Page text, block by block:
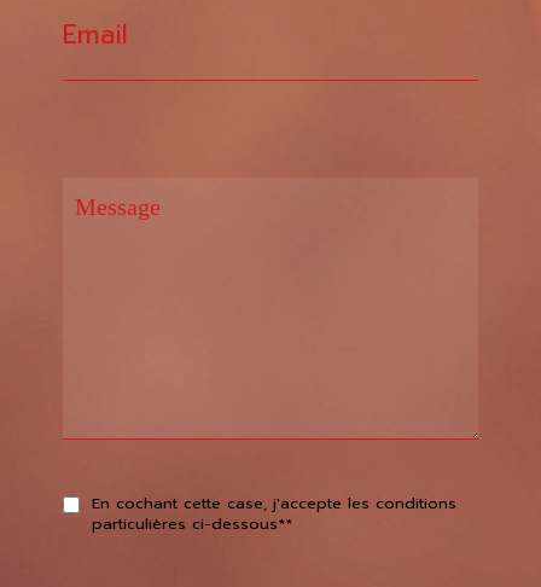
Email
En cochant cette case, j'accepte les conditions
particulières ci-dessous**